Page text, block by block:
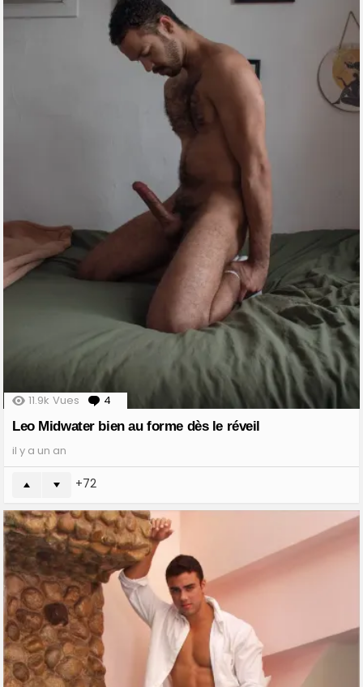
11.9k Vues 4
Comments
Leo Midwater bien au forme dès le réveil
il y a un an
72